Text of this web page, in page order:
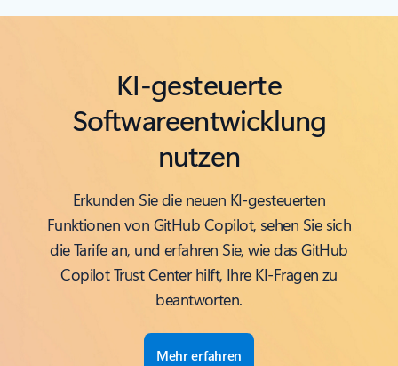
KI-gesteuerte
Softwareentwicklung
nutzen
Erkunden Sie die neuen KI-gesteuerten
Funktionen von GitHub Copilot, sehen Sie sich
die Tarife an, und erfahren Sie, wie das GitHub
Copilot Trust Center hilft, Ihre KI-Fragen zu
beantworten.
Mehr erfahren